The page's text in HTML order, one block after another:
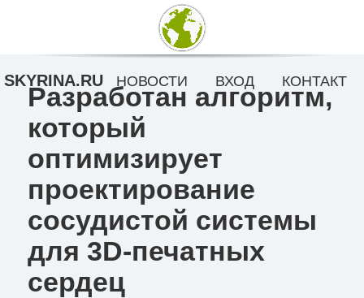
Разработан алгоритм,
который
оптимизирует
проектирование
сосудистой системы
для 3D-печатных
сердец
SKYRINA.RU НОВОСТИ ВХОД КОНТАКТ